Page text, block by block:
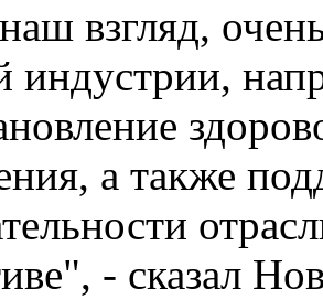
взгляд,
индустрии,
а также
- сказал